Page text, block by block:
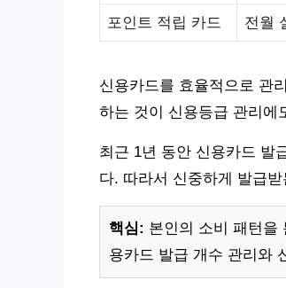
포인트 적립 카드 전월
신용카드를 효율적으로 관
하는 것이 신용등급 관리에
최근 1년 동안 신용카드 발
다. 따라서 신중하게 발급
핵심: 본인의 소비 패턴을
용카드 발급 개수 관리와